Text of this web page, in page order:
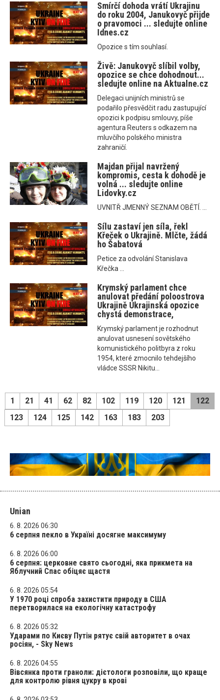
Smírčí dohoda vrátí Ukrajinu
do roku 2004, Janukovyč přijde
o pravomoci ... sledujte online
Idnes.cz
Opozice s tím souhlasí.
Živě: Janukovyč slíbil volby,
opozice se chce dohodnout...
sledujte online na Aktualne.cz
Delegaci unijních ministrů se
podařilo přesvědčit radu zastupující
opozici k podpisu smlouvy, píše
agentura Reuters s odkazem na
mluvčího polského ministra
zahraničí.
Majdan přijal navržený
kompromis, cesta k dohodě je
volná ... sledujte online
Lidovky.cz
UVNITŘ JMENNÝ SEZNAM OBĚTÍ. ...
Sílu zastaví jen síla, řekl
Křeček o Ukrajině. Mlčte, žádá
ho Šabatová
Petice za odvolání Stanislava
Křečka ...
Krymský parlament chce
anulovat předání poloostrova
Ukrajině Ukrajinská opozice
chystá demonstrace,
Krymský parlament je rozhodnut
anulovat usnesení sovětského
komunistického politbyra z roku
1954, které zmocnilo tehdejšího
vládce SSSR Nikitu...
1 21 41 62 82 102 119 120 121
122
123
124 125 142 163 183 203
Unian
6. 8. 2026 06:30
6 серпня пекло в Україні досягне максимуму
6. 8. 2026 06:00
6 серпня: церковне свято сьогодні, яка прикмета на
Яблучний Спас обіцяє щастя
6. 8. 2026 05:54
У 1970 році спроба захистити природу в США
перетворилася на екологічну катастрофу
6. 8. 2026 05:32
Ударами по Києву Путін рятує свій авторитет в очах
росіян, - Sky News
6. 8. 2026 04:55
Вівсянка проти граноли: дієтологи розповіли, що краще
для контролю рівня цукру в крові